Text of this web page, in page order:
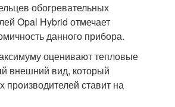
обогревательных
Opal Hybrid отмечает
данного прибора.
оценивают тепловые
внешний вид, который
производителей ставит на